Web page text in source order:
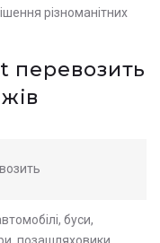
різноманітних
перевозить
буси,